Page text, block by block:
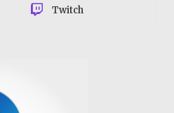
Twitch